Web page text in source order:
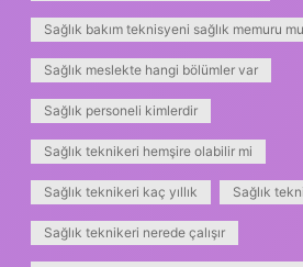
Sağlık bakım teknisyeni sağlık memuru
Sağlık meslekte hangi bölümler var
Sağlık personeli kimlerdir
Sağlık teknikeri hemşire olabilir mi
Sağlık teknikeri kaç yıllık Sağlık
Sağlık teknikeri nerede çalışır